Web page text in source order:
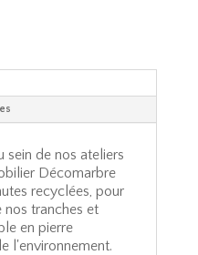
sein de nos ateliers
Décomarbre
recyclées, pour
tranches et
en pierre
l'environnement.